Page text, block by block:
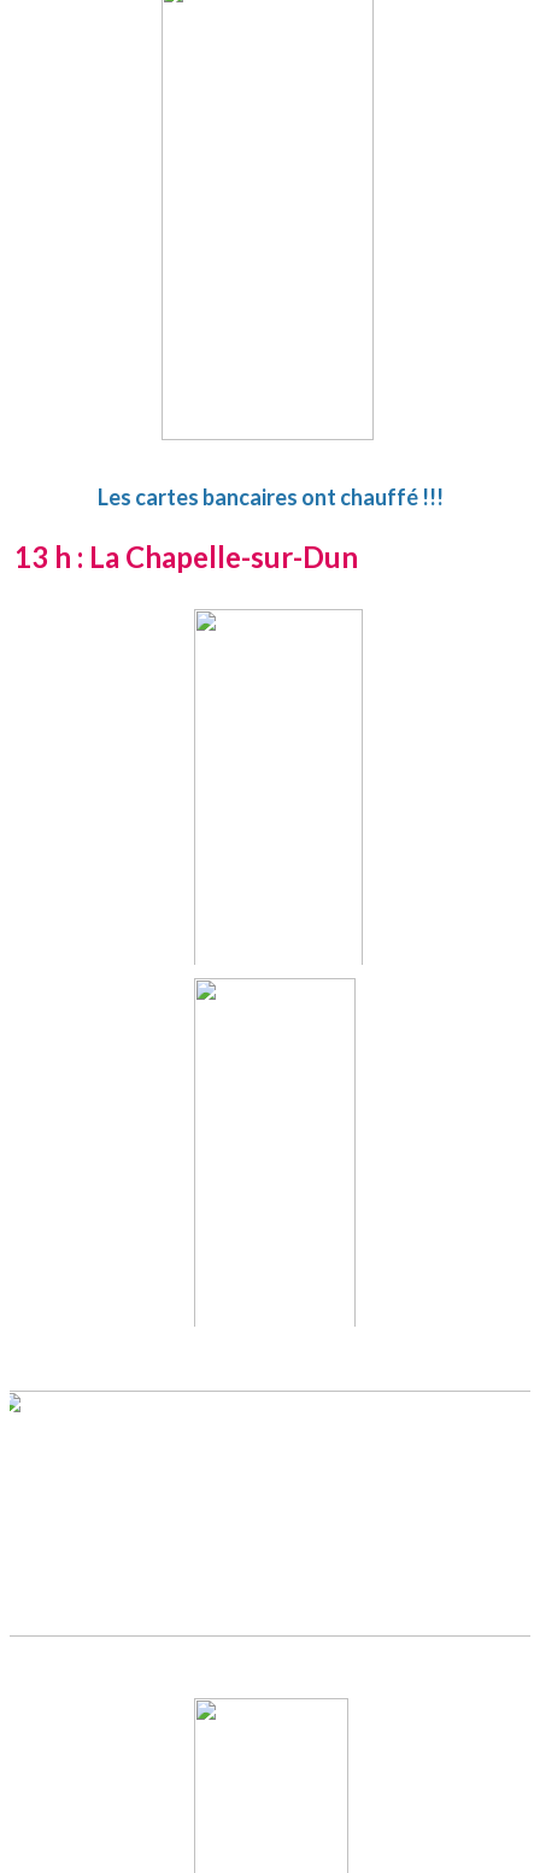
Les cartes bancaires ont chauffé !!!
13 h : La Chapelle-sur-Dun